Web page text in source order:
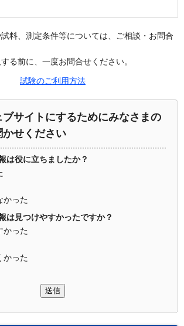
料、測定条件等については、ご相談・お問合
る前に、一度お問合せください。
試験のご利用方法
ブサイトにするためにみなさまの
かせください
は役に立ちましたか？
かった
は見つけやすかったですか？
かった
かった
送信